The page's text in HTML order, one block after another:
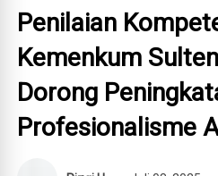
Penilaian
Kemenkum
Dorong
Profesionalisme